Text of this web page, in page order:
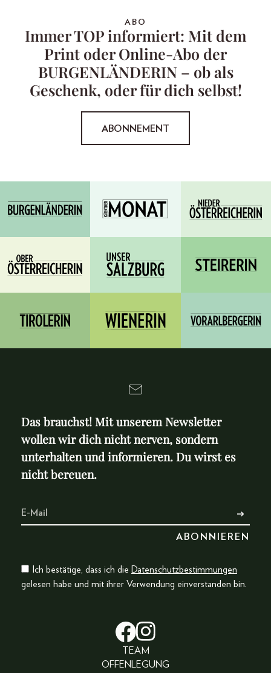
ABO
Immer TOP informiert: Mit dem
Print oder Online-Abo der
BURGENLÄNDERIN – ob als
Geschenk, oder für dich selbst!
ABONNEMENT
Das brauchst! Mit unserem Newsletter
wollen wir dich nicht nerven, sondern
unterhalten und informieren. Du wirst es
nicht bereuen.
Ich bestätige, dass ich die Datenschutzbestimmungen
gelesen habe und mit ihrer Verwendung einverstanden bin.
TEAM
OFFENLEGUNG